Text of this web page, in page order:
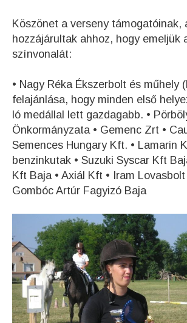
Köszönet a verseny támogatóinak,
hozzájárultak ahhoz, hogy emeljük
színvonalát:
• Nagy Réka Ékszerbolt és műhely
felajánlása, hogy minden első
ló medállal lett gazdagabb. •
Önkormányzata • Gemenc Zrt •
Semences Hungary Kft. • Lamarin
benzinkutak • Suzuki Syscar Kft
Kft Baja • Axiál Kft • Iram Lovasbolt
Gombóc Artúr Fagyizó Baja